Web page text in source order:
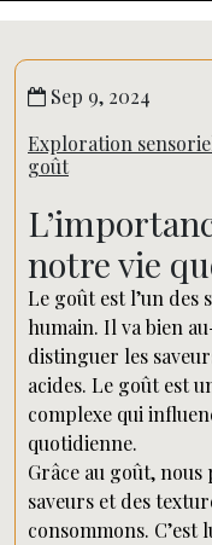
Sep 9, 2024
Exploration
goût
notre vie
Le goût est l’un des
humain. Il va bien
distinguer les
acides. Le goût est
complexe qui
quotidienne.
Grâce au goût,
saveurs et des
consommons.